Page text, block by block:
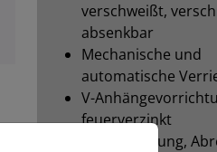
verschweißt,
absenkbar
Mechanische und
automatische
V-
feuerverzinkt
Kugelkupplung,